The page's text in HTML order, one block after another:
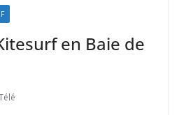
en Baie de